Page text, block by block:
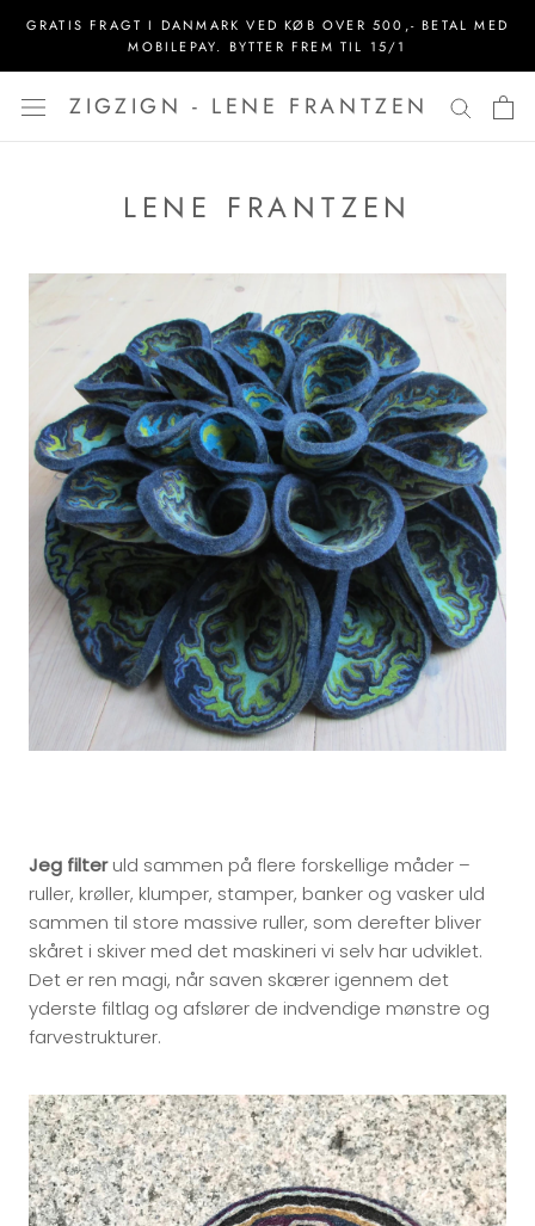
indhold
GRATIS FRAGT I DANMARK VED KØB OVER 500,- BETAL MED
MOBILEPAY. BYTTER FREM TIL 15/1
ZIGZIGN - LENE FRANTZEN
LENE FRANTZEN
Jeg filteruld sammen på flere forskellige måder –
ruller, krøller, klumper, stamper, banker og vasker uld
sammen til store massive ruller, som derefter bliver
skåret i skiver med det maskineri vi selv har udviklet.
Det er ren magi, når saven skærer igennem det
yderste filtlag og afslører de indvendige mønstre og
farvestrukturer.